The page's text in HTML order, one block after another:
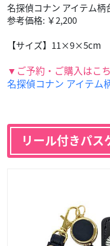
名探偵コナン アイテム柄
参考価格: ￥2,200
【サイズ】11×9×5cm
▼ご予約・ご購入はこ
名探偵コナン アイテム
リール付きパス